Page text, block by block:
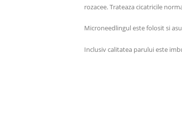
rozacee. Trateaza cicatricile
Microneedlingul este folosit si
Inclusiv calitatea parului este